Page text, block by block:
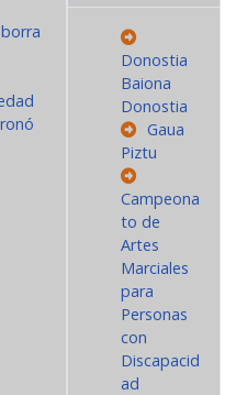
Donostia
Baiona
Donostia
Gaua
Piztu
Campeona
to de
Artes
Marciales
para
Personas
con
Discapacid
ad